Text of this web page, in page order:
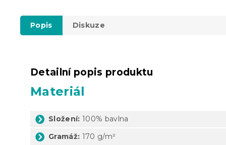
Popis Diskuze
Detailní popis produktu
Materiál
Složení: 100% bavlna
Gramáž: 170 g/m²